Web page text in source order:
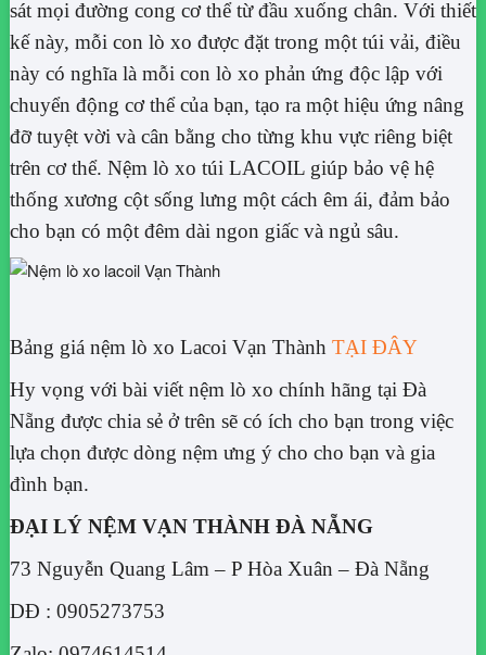
sát mọi đường cong cơ thể từ đầu xuống chân. Với thiết
kế này, mỗi con lò xo được đặt trong một túi vải, điều
này có nghĩa là mỗi con lò xo phản ứng độc lập với
chuyển động cơ thể của bạn, tạo ra một hiệu ứng nâng
đỡ tuyệt vời và cân bằng cho từng khu vực riêng biệt
trên cơ thể. Nệm lò xo túi LACOIL giúp bảo vệ hệ
thống xương cột sống lưng một cách êm ái, đảm bảo
cho bạn có một đêm dài ngon giấc và ngủ sâu.
Bảng giá nệm lò xo Lacoi Vạn Thành TẠI ĐÂY
Hy vọng với bài viết nệm lò xo chính hãng tại Đà
Nẵng được chia sẻ ở trên sẽ có ích cho bạn trong việc
lựa chọn được dòng nệm ưng ý cho cho bạn và gia
đình bạn.
ĐẠI LÝ NỆM VẠN THÀNH ĐÀ NẴNG
73 Nguyễn Quang Lâm – P Hòa Xuân – Đà Nẵng
DĐ : 0905273753